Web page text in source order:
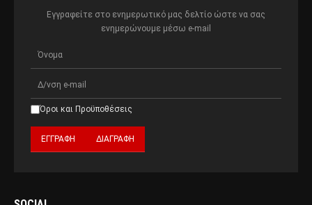
Εγγραφείτε στο ενημερωτικό μας δελτίο ώστε να σας
ενημερώνουμε μέσω e-mail
Όροι και Προϋποθέσεις